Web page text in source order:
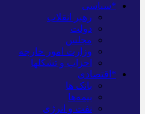
*سیاسی
رهبر انقلاب
دولت
مجلس
وزارت امور خارجه
احزاب و تشکلها
*اقتصادی
بانک ها
بیمه‌ها
نفت و انرژی